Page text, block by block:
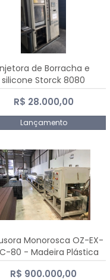
de Borracha e
silicone Storck 8080
R$ 28.000,00
Lançamento
Monorosca OZ-EX-
80 - Madeira Plástica
R$ 900.000,00